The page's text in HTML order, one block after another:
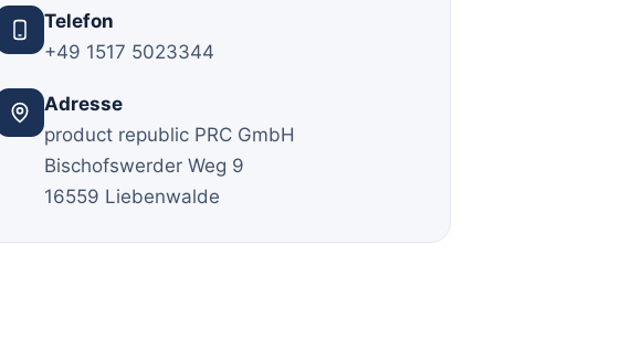
Telefon
+49 1517 5023344
Adresse
product republic PRC GmbH
Bischofswerder Weg 9
16559 Liebenwalde